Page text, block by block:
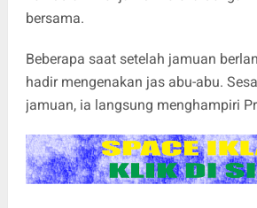
bersama.
Beberapa saat setelah jamuan
hadir mengenakan jas abu-abu.
jamuan, ia langsung menghampiri